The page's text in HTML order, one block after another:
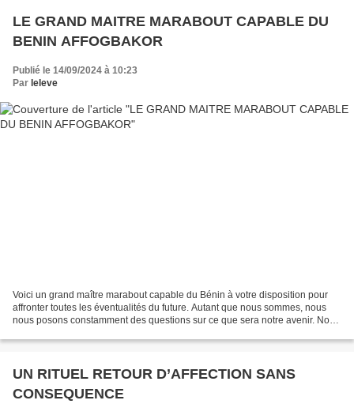
LE GRAND MAITRE MARABOUT CAPABLE DU
BENIN AFFOGBAKOR
Publié le 14/09/2024 à 10:23
Par leleve
Voici un grand maître marabout capable du Bénin à votre disposition pour
affronter toutes les éventualités du future. Autant que nous sommes, nous
nous posons constamment des questions sur ce que sera notre avenir. Nous
UN RITUEL RETOUR D’AFFECTION SANS
CONSEQUENCE